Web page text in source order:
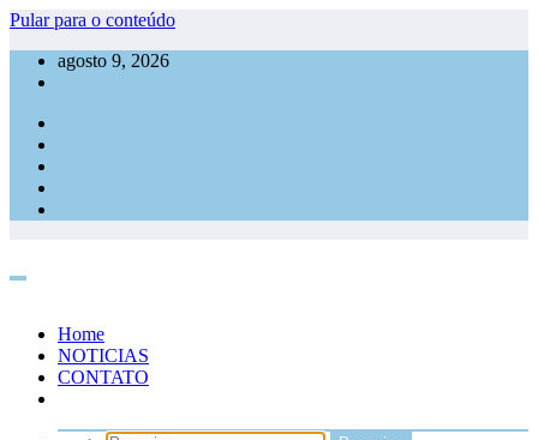
Pular para o conteúdo
agosto 9, 2026
Home
NOTICIAS
CONTATO